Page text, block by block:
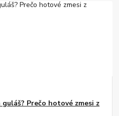
Prečo hotové zmesi z